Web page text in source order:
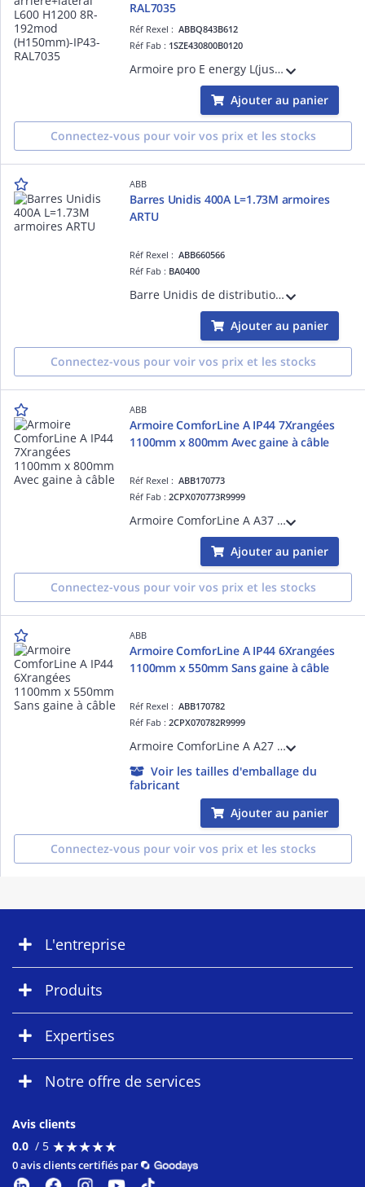
RAL7035
Réf Rexel :ABBQ843B612
Réf Fab : 1SZE430800B0120
Armoire pro E energy L(jusqu'à 800A) - mural installation intérieure - dimensions en mm (HxLxP) 1 249x600x250 8R - Classe de protection IP43 (avec porte) IP30, sans porte IK08 pour le châssis - Matériau en tôle d'acier en poudre RAL 7035.
Ajouter au panier
Connectez-vous pour voir vos prix et les stocks
ABB
Barres Unidis 400A L=1.73M armoires
ARTU
Réf Rexel :ABB660566
Réf Fab : BA0400
Barre Unidis de distribution In = 400A à section profilée - cuivre plat - Longueur 1730mm Poids 4kg - Section 200 mm² - Nb de jeux de barres par phase = 1.
Ajouter au panier
Connectez-vous pour voir vos prix et les stocks
ABB
Armoire ComforLine A IP44 7Xrangées
1100mm x 800mm Avec gaine à câble
Réf Rexel :ABB170773
Réf Fab :2CPX070773R9999
Armoire ComforLine A A37 - avec gaine à câble - dimensions en mm (HxLxP)= 1100x800x215 7R - 175 Module - Classe de protection IP44 (avec porte) IP30, sans porte IK07 pour le châssis - Matériau en tôle d'acier en poudre RAL 9016
Ajouter au panier
Connectez-vous pour voir vos prix et les stocks
ABB
Armoire ComforLine A IP44 6Xrangées
1100mm x 550mm Sans gaine à câble
Réf Rexel :ABB170782
Réf Fab :2CPX070782R9999
Armoire ComforLine A A27 - sans gaine à câble-dimensions en mm (HxLxP)= 1100x550x215 6R-100 Module+2rangé à equiper - Classe de protection IP44 (avec porte) IP30, sans porte IK07 pour le châssis - Matériau en tôle d'acier en poudre RAL 9016
Voir les tailles d'emballage du
fabricant
Ajouter au panier
Connectez-vous pour voir vos prix et les stocks
L'entreprise
Produits
Expertises
Notre offre de services
Avis clients
0.0 / 5 ★★★★★
★★★★★
0 avis clients certifiés par